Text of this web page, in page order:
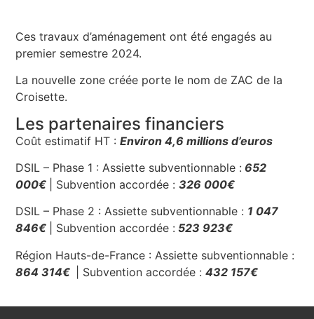
Ces travaux d’aménagement ont été engagés au
premier semestre 2024.
La nouvelle zone créée porte le nom de ZAC de la
Croisette.
Les partenaires financiers
Coût estimatif HT :Environ 4,6 millions d’euros
DSIL – Phase 1 : Assiette subventionnable : 652
000€
| Subvention accordée :326 000€
DSIL – Phase 2 : Assiette subventionnable : 1 047
846€
| Subvention accordée : 523 923€
Région Hauts-de-France : Assiette subventionnable :
864 314€
| Subvention accordée :432 157€